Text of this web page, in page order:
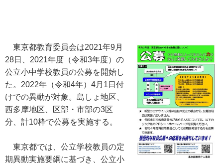
東京都教育委員会は2021年9月
28日、2021年度（令和3年度）の
公立小中学校教員の公募を開始し
た。2022年（令和4年）4月1日付
けでの異動が対象。島しょ地区、
西多摩地区、区部・市部の3区
分、計10枠で公募を実施する。
東京都では、公立学校教員の定
期異動実施要綱に基づき、公立小